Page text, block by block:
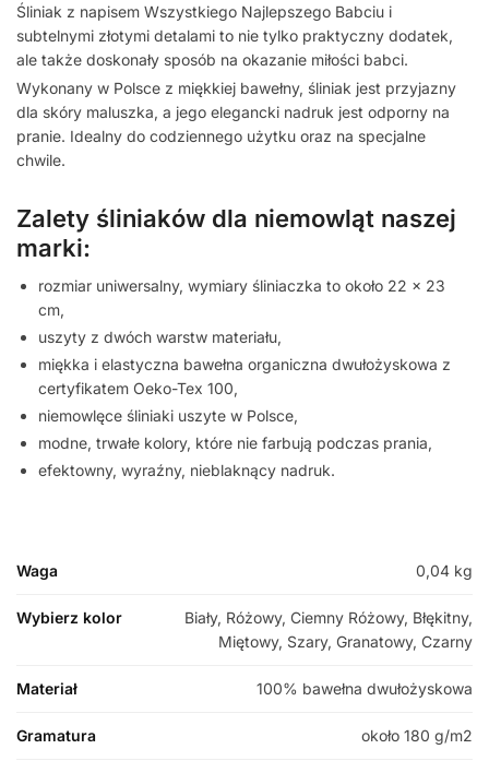
Śliniak z napisem Wszystkiego Najlepszego Babciu i
subtelnymi złotymi detalami to nie tylko praktyczny dodatek,
ale także doskonały sposób na okazanie miłości babci.
Wykonany w Polsce z miękkiej bawełny, śliniak jest przyjazny
dla skóry maluszka, a jego elegancki nadruk jest odporny na
pranie. Idealny do codziennego użytku oraz na specjalne
chwile.
Zalety śliniaków dla niemowląt naszej
marki:
rozmiar uniwersalny, wymiary śliniaczka to około 22 x 23
cm,
uszyty z dwóch warstw materiału,
miękka i elastyczna bawełna organiczna dwułożyskowa z
certyfikatem Oeko-Tex 100,
niemowlęce śliniaki uszyte w Polsce,
modne, trwałe kolory, które nie farbują podczas prania,
efektowny, wyraźny, nieblaknący nadruk.
Waga 0,04 kg
Wybierz kolor
Biały, Różowy, Ciemny Różowy, Błękitny,
Miętowy, Szary, Granatowy, Czarny
Materiał 100% bawełna dwułożyskowa
Gramatura około 180 g/m2